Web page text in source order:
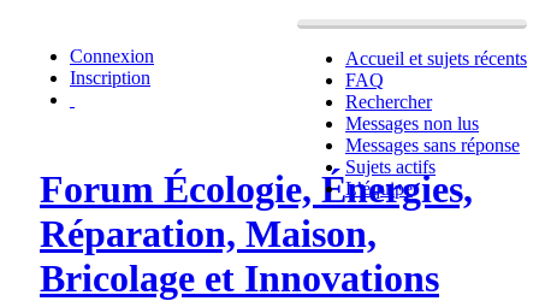
Accueil et sujets récents
FAQ
Rechercher
Messages non lus
Messages sans réponse
Sujets actifs
L’équipe
Connexion
Inscription
Forum Écologie, Énergies,
Réparation, Maison,
Bricolage et Innovations